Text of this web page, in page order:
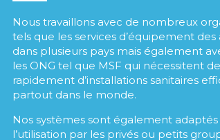
Nous travaillons avec de nombreux
tels que les services d’équipement des
dans plusieurs pays mais également
les ONG tel que MSF qui nécessitent
rapidement d’installations sanitaires
partout dans le monde.
Nos systèmes sont également adaptés
l’utilisation par les privés ou petits